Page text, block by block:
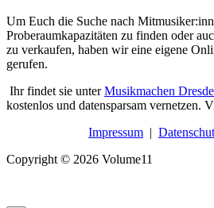
Um Euch die Suche nach
Proberaumkapazitäten zu finden oder
zu verkaufen, haben wir eine eigene
gerufen.
Ihr findet sie unterMusikmachen
kostenlos und datensparsam vernetzen.
Impressum |
Copyright © 2026 Volume11